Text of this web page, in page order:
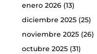
enero 2026(13)
diciembre 2025(25)
noviembre 2025(26)
octubre 2025(31)